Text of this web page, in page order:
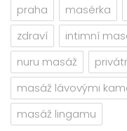
praha
masérka
zdraví
intimní
nuru masáž
masáž lávovými
masáž lingamu